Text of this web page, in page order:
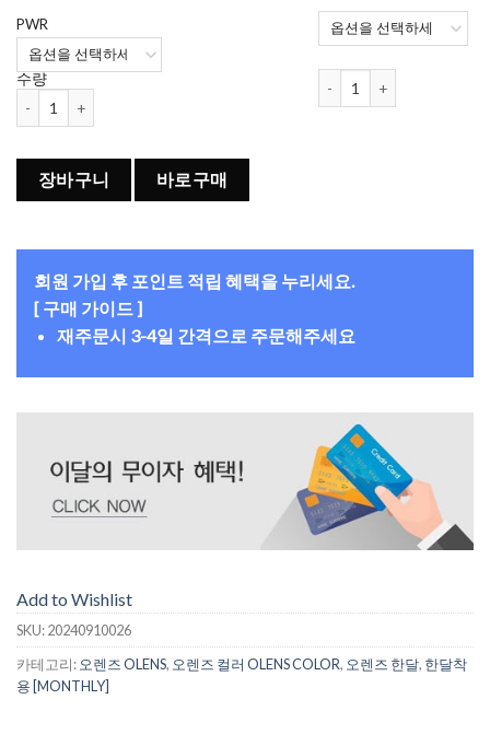
PWR
수량
오렌즈 Mood Night 1개월용 컬러렌즈 Mood Gray (2개들이) 수량
장바구니 바로구매
회원 가입 후 포인트 적립 혜택을 누리세요.
[ 구매 가이드 ]
재주문시 3-4일 간격으로 주문해주세요
Add to Wishlist
SKU:20240910026
카테고리: 오렌즈 OLENS, 오렌즈 컬러 OLENS COLOR, 오렌즈 한달, 한달착
용 [MONTHLY]